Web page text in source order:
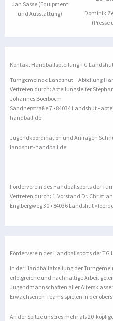
Jan Sasse (Equipment
und Ausstattung)
Dominik
(Presse
Kontakt Handballabteilung TG Landshut
Turngemeinde Landshut – Abteilung
Vertreten durch: Abteilungsleiter
Johannes Boerboom
Sandnerstraße 7 • 84034 Landshut •
handball.de
Jugendkoordination und Anfragen
landshut-handball.de
Förderverein des Handballsports der
Vertreten durch: 1. Vorstand Dr.
Englbergweg 30 • 84036 Landshut •
Förderverein des Handballsports der TG
In der Handballabteilung der
erfolgreiche und nachhaltige Arbeit
Jugendmannschaften aller
Erwachsenen-Teams spielen in der
An der Spitze unseres mehr als 20-